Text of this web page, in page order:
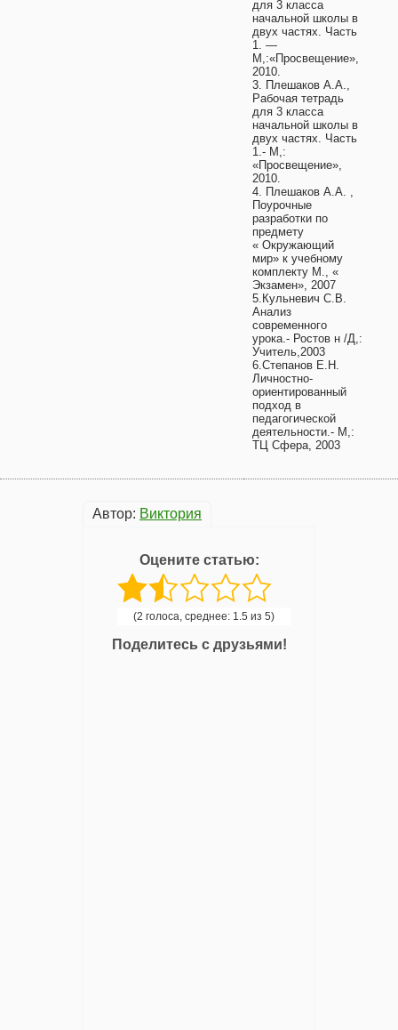
для 3 класса
начальной школы в
двух частях. Часть
1. —
М,:«Просвещение»,
2010.
3. Плешаков А.А.,
Рабочая тетрадь
для 3 класса
начальной школы в
двух частях. Часть
1.- М,:
«Просвещение»,
2010.
4. Плешаков А.А. ,
Поурочные
разработки по
предмету
« Окружающий
мир» к учебному
комплекту М., «
Экзамен», 2007
5.Кульневич С.В.
Анализ
современного
урока.- Ростов н /Д,:
Учитель,2003
6.Степанов Е.Н.
Личностно-
ориентированный
подход в
педагогической
деятельности.- М,:
ТЦ Сфера, 2003
Автор: Виктория
Оцените статью:
(2 голоса, среднее: 1.5 из 5)
Поделитесь с друзьями!